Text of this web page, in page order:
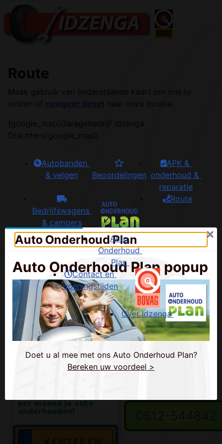
Route
Maak gebruik van onderstaande kaart om ons te
vinden of
naar onze locatie.
{google_map}Garagebedrijf Idzenga
Drachten{/google_map}
Autobanden
& velgen
Beoordelingen
APK &
onderhoud &
reparatie
Bedrijfswagens
& campers
Auto
Onderhoud
Plan
Route
Contact en
openingstijden
Over Idzenga
Auto Onderhoud Plan